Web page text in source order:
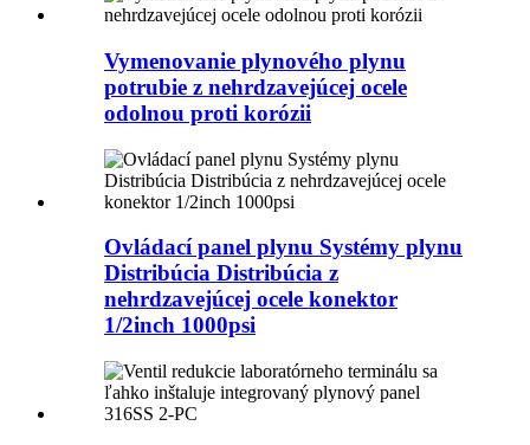
Vymenovanie plynového plynu
potrubie z nehrdzavejúcej ocele
odolnou proti korózii
Ovládací panel plynu Systémy plynu
Distribúcia Distribúcia z
nehrdzavejúcej ocele konektor
1/2inch 1000psi